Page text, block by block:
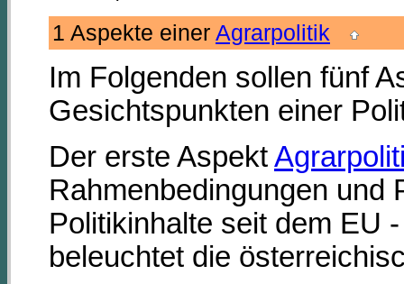
1 Aspekte einer Agrarpolitik
Im Folgenden sollen fünf
Gesichtspunkten einer
Der erste Aspekt
Rahmenbedingungen und
Politikinhalte seit dem EU
beleuchtet die